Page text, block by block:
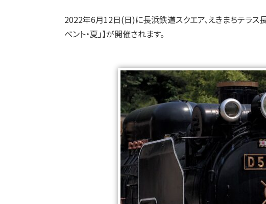
2022年6月12日(日)に長浜鉄道スクエア、えきまちテラス
ベント・夏」】が開催されます。